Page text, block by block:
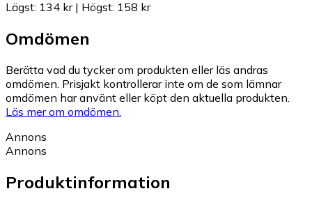
Lägst: 134 kr| Högst: 158 kr
Omdömen
Berätta vad du tycker om produkten eller läs andras
omdömen. Prisjakt kontrollerar inte om de som lämnar
omdömen har använt eller köpt den aktuella produkten.
Läs mer om omdömen.
Annons
Annons
Produktinformation